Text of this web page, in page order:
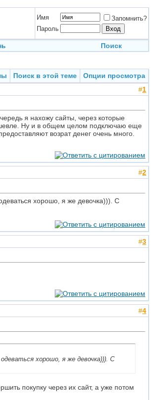
Имя
Запомнить?
Пароль
Поиск
Поиск в этой теме
Опции просмотра
#1
я нахожу сайты, через которые
Ну и в общем целом подключаю еще
возрат денег очень много.
#2
хорошо, я же девочка))). С
#3
#4
хорошо, я же девочка))). С
покупку через их сайт, а уже потом